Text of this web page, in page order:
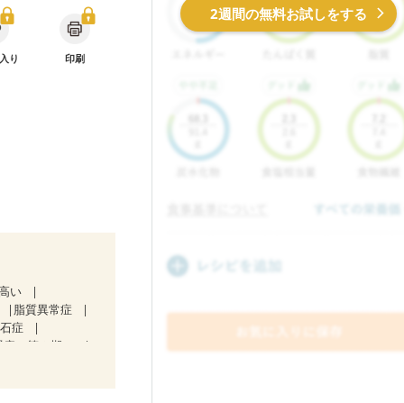
り 印刷
い
脂質異常症
症
（第２期）
2週間の無料お試しをする